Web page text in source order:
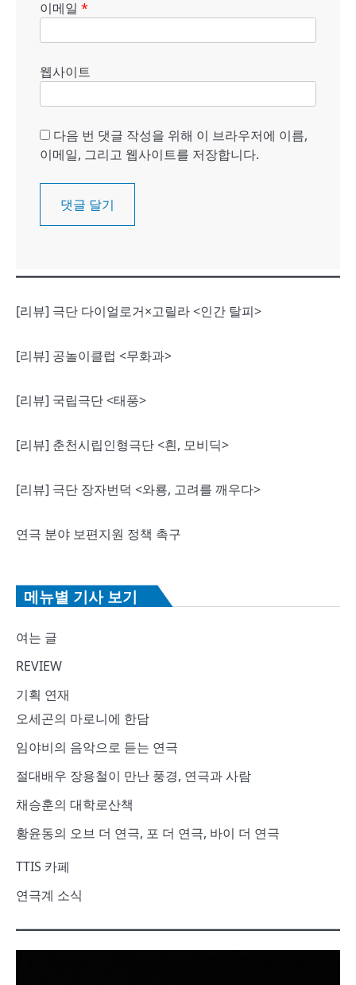
이메일 *
웹사이트
다음 번 댓글 작성을 위해 이 브라우저에 이름,
이메일, 그리고 웹사이트를 저장합니다.
[리뷰] 극단 다이얼로거×고릴라 <인간 탈피>
[리뷰] 공놀이클럽 <무화과>
[리뷰] 국립극단 <태풍>
[리뷰] 춘천시립인형극단 <흰, 모비딕>
[리뷰] 극단 장자번덕 <와룡, 고려를 깨우다>
연극 분야 보편지원 정책 촉구
메뉴별 기사 보기
여는 글
REVIEW
기획 연재
오세곤의 마로니에 한담
임야비의 음악으로 듣는 연극
절대배우 장용철이 만난 풍경, 연극과 사람
채승훈의 대학로산책
황윤동의 오브 더 연극, 포 더 연극, 바이 더 연극
TTIS 카페
연극계 소식